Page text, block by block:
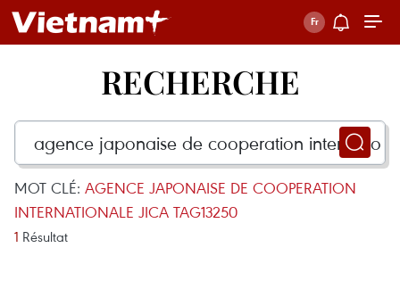
RECHERCHE
MOT CLÉ: AGENCE JAPONAISE DE COOPERATION
INTERNATIONALE JICA TAG13250
1 Résultat